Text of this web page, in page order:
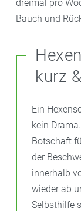
dreimal pro
Bauch und
kurz
Ein
kein
Botschaft
der
innerhalb
wieder ab
Selbsthilfe